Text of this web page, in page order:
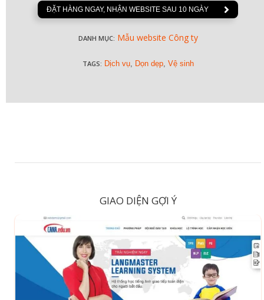
ĐẶT HÀNG NGAY, NHẬN WEBSITE SAU 10 NGÀY
DANH MỤC: Mẫu website Công ty
TAGS: Dịch vụ, Dọn dẹp, Vệ sinh
GIAO DIỆN GỢI Ý